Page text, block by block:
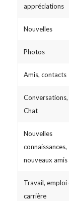
appréciations
Nouvelles
Photos
Amis, contacts
Conversations,
Chat
Nouvelles
connaissances,
nouveaux amis
Travail, emploi
carrière